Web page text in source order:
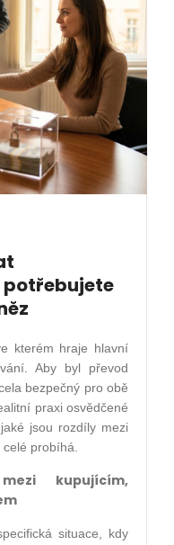
potřebujete
kterém hraje hlavní
Aby byl převod
bezpečný pro obě
praxi osvědčené
jsou rozdíly mezi
probíhá.
kupujícím,
situace, kdy